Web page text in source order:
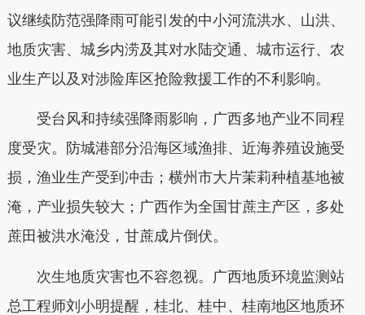
议继续防范强降雨可能引发的中小河流洪水、山洪、
地质灾害、城乡内涝及其对水陆交通、城市运行、农
业生产以及对涉险库区抢险救援工作的不利影响。
受台风和持续强降雨影响，广西多地产业不同程
度受灾。防城港部分沿海区域渔排、近海养殖设施受
损，渔业生产受到冲击；横州市大片茉莉种植基地被
淹，产业损失较大；广西作为全国甘蔗主产区，多处
蔗田被洪水淹没，甘蔗成片倒伏。
次生地质灾害也不容忽视。广西地质环境监测站
总工程师刘小明提醒，桂北、桂中、桂南地区地质环